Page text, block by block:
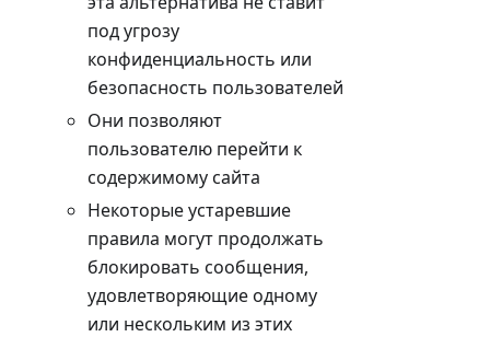
под угрозу
конфиденциальность или
безопасность пользователей
Они позволяют
пользователю перейти к
содержимому сайта
Некоторые устаревшие
правила могут продолжать
блокировать сообщения,
удовлетворяющие одному
или нескольким из этих